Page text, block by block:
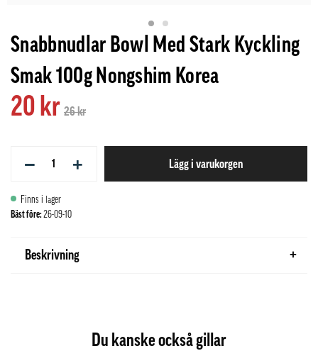
Snabbnudlar Bowl Med Stark Kyckling
Smak 100g Nongshim Korea
20 kr 26 kr
− + Lägg i varukorgen
Finns i lager
Bäst före:26-09-10
Beskrivning
Du kanske också gillar